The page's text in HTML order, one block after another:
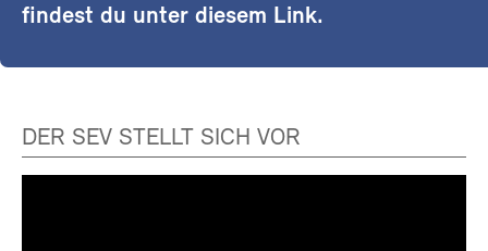
findest du unter diesem Link.
DER SEV STELLT SICH VOR